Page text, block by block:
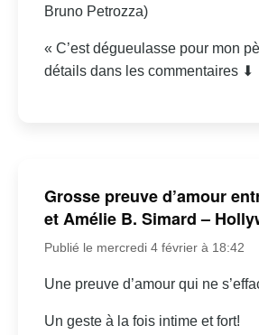
Bruno Petrozza)
« C’est dégueulasse pour mon
détails dans les commentaires ⬇
Grosse preuve d’amour
et Amélie B. Simard –
Publié le mercredi 4 février à 18:42
Une preuve d’amour qui ne
Un geste à la fois intime et fort!